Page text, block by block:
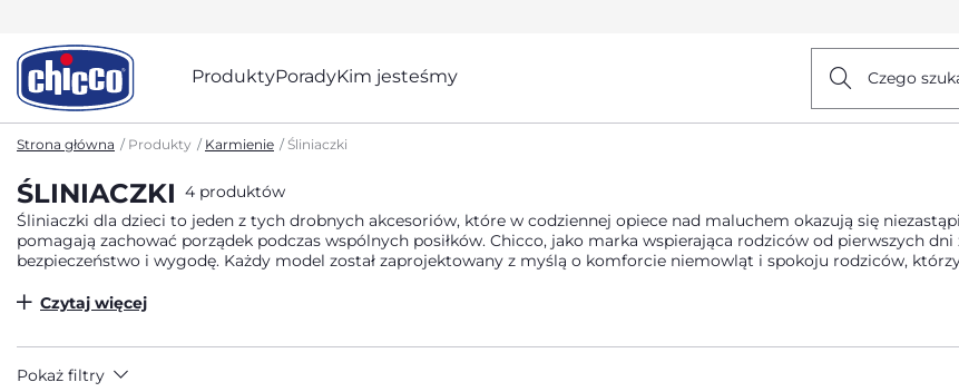
ProduktyPoradyKim jesteśmy Czego
Strona główna Produkty Karmienie Śliniaczki
ŚLINIACZKI 4 produktów
Śliniaczki dla dzieci to jeden z tych drobnych akcesoriów, które w codziennej opiece nad maluchem okazują się
pomagają zachować porządek podczas wspólnych posiłków. Chicco, jako marka wspierająca rodziców od pierwszych
bezpieczeństwo i wygodę. Każdy model został zaprojektowany z myślą o komforcie niemowląt i spokoju rodziców,
Czytaj więcej
Pokaż filtry